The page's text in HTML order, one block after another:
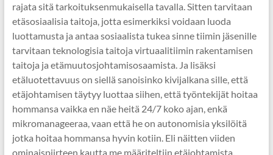
rajata sitä tarkoituksenmukaisella tavalla. Sitten tarvitaan
etäsosiaalisia taitoja, jotta esimerkiksi voidaan luoda
luottamusta ja antaa sosiaalista tukea sinne tiimin jäsenille
tarvitaan teknologisia taitoja virtuaalitiimin rakentamisen
taitoja ja etämuutosjohtamisosaamista. Ja lisäksi
etäluotettavuus on siellä sanoisinko kivijalkana sille, että
etäjohtamisen täytyy luottaa siihen, että työntekijät hoitaa
hommansa vaikka en näe heitä 24/7 koko ajan, enkä
mikromanageeraa, vaan että he on autonomisia yksilöitä
jotka hoitaa hommansa hyvin kotiin. Eli näitten viiden
ominaispiirteen kautta me määriteltiin etäjohtamista.